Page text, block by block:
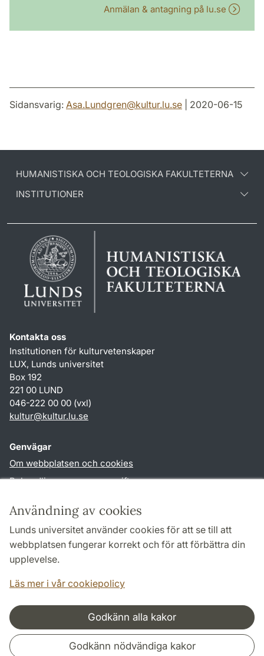
Användning av cookies
Lunds universitet använder cookies för att se till att
webbplatsen fungerar korrekt och för att förbättra din
upplevelse.
Läs mer i vår cookiepolicy
Godkänn alla kakor
Godkänn nödvändiga kakor
Anmälan & antagning på lu.se
Sidansvarig: Asa.Lundgren@kultur.lu.se | 2020-06-15
HUMANISTISKA OCH TEOLOGISKA FAKULTETERNA
INSTITUTIONER
Kontakta oss
Institutionen för kulturvetenskaper
LUX, Lunds universitet
Box 192
221 00 LUND
046-222 00 00 (vxl)
kultur@kultur.lu.se
Genvägar
Om webbplatsen och cookies
Behandling av personuppgifter
TYPO3-login
Följ oss i sociala medier
Samarbeten och nätverk